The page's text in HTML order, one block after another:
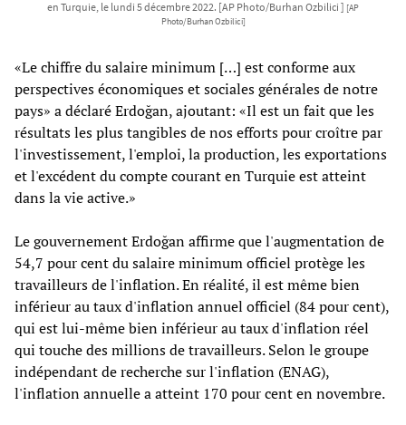
en Turquie, le lundi 5 décembre 2022. [AP Photo/Burhan Ozbilici ] [AP
Photo/Burhan Ozbilici]
«Le chiffre du salaire minimum […] est conforme aux
perspectives économiques et sociales générales de notre
pays» a déclaré Erdoğan, ajoutant: «Il est un fait que les
résultats les plus tangibles de nos efforts pour croître par
l'investissement, l'emploi, la production, les exportations
et l'excédent du compte courant en Turquie est atteint
dans la vie active.»
Le gouvernement Erdoğan affirme que l'augmentation de
54,7 pour cent du salaire minimum officiel protège les
travailleurs de l'inflation. En réalité, il est même bien
inférieur au taux d'inflation annuel officiel (84 pour cent),
qui est lui-même bien inférieur au taux d'inflation réel
qui touche des millions de travailleurs. Selon le groupe
indépendant de recherche sur l'inflation (ENAG),
l'inflation annuelle a atteint 170 pour cent en novembre.